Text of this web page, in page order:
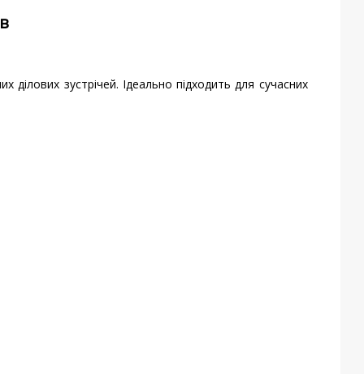
зустрічей. Ідеально підходить для сучасних